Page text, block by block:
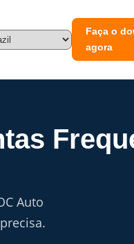
Faça o
agora
Auto